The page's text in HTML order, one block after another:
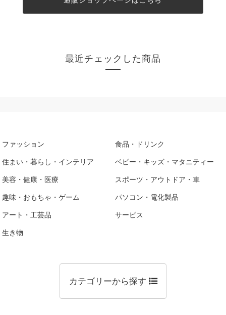
最近チェックした商品
ファッション 食品・ドリンク
住まい・暮らし・インテリア ベビー・キッズ・マタニティー
美容・健康・医療 スポーツ・アウトドア・車
趣味・おもちゃ・ゲーム パソコン・電化製品
アート・工芸品 サービス
生き物
カテゴリーから探す